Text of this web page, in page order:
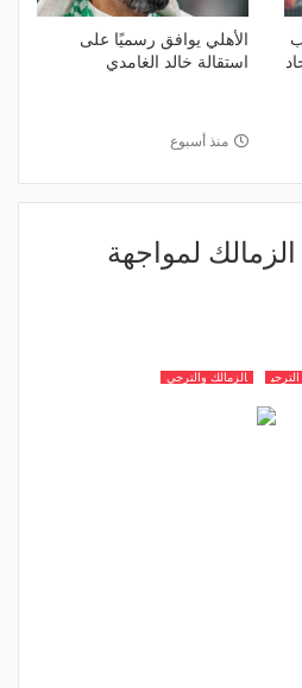
الأهلي يوافق رسميًا على
استقالة خالد الغامدي
منذ أسبوع
لمواجهة
الترجي الزمالك والترجي